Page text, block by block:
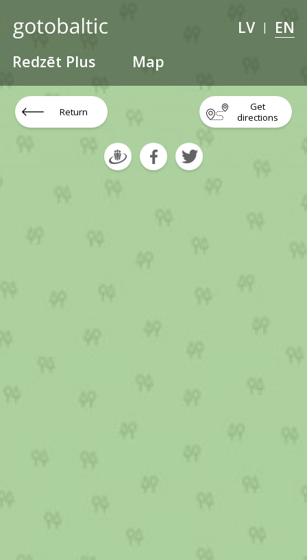
Redzēt Plus Map
LV | EN
Return
Get
directions